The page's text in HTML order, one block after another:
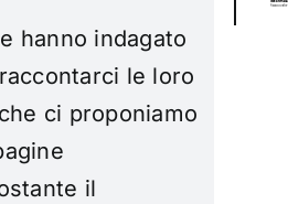
hanno indagato
le loro
ci proponiamo
il